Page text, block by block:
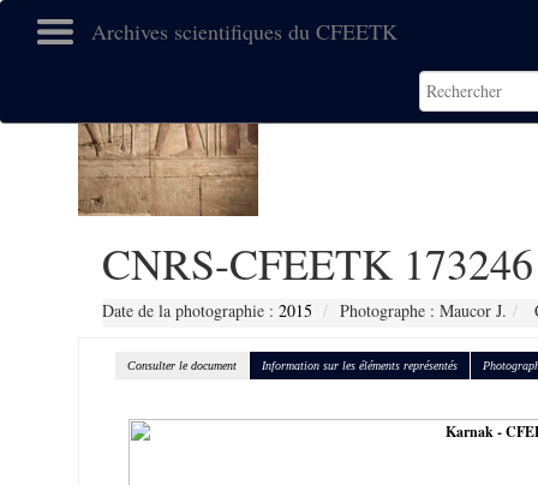
Archives scientifiques du CFEETK
CNRS-CFEETK 173246
Date de la photographie : 2015 Photographe : Maucor J.
Consulter le document Information sur les éléments représentés